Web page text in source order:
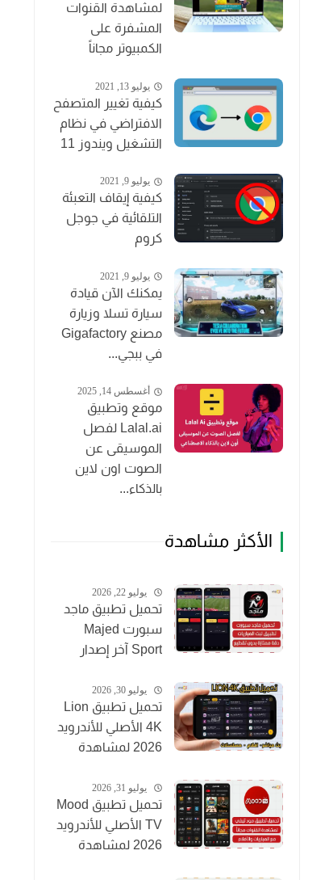
لمشاهدة القنوات
المشفرة على
الكمبيوتر مجاناً
يوليو 13, 2021
كيفية تغيير المتصفح
الافتراضي في نظام
التشغيل ويندوز 11
يوليو 9, 2021
كيفية إيقاف التعبئة
التلقائية في جوجل
كروم
يوليو 9, 2021
يمكنك الآن قيادة
سيارة تسلا وزيارة
مصنع Gigafactory
في ببجي...
أغسطس 14, 2025
موقع وتطبيق
Lalal.ai لفصل
الموسيقى عن
الصوت اون لاين
بالذكاء...
الأكثر مشاهدة
يوليو 22, 2026
تحميل تطبيق ماجد
سبورت Majed
Sport آخر إصدار
المباريات مجاناً
يوليو 30, 2026
تحميل تطبيق Lion
4K الأصلي للأندرويد
2026 لمشاهدة
مجاناًيوليو 31, 2026
تحميل تطبيق Mood
TV الأصلي للأندرويد
2026 لمشاهدة